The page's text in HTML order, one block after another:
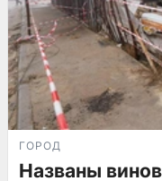
ГОРОД
Названы